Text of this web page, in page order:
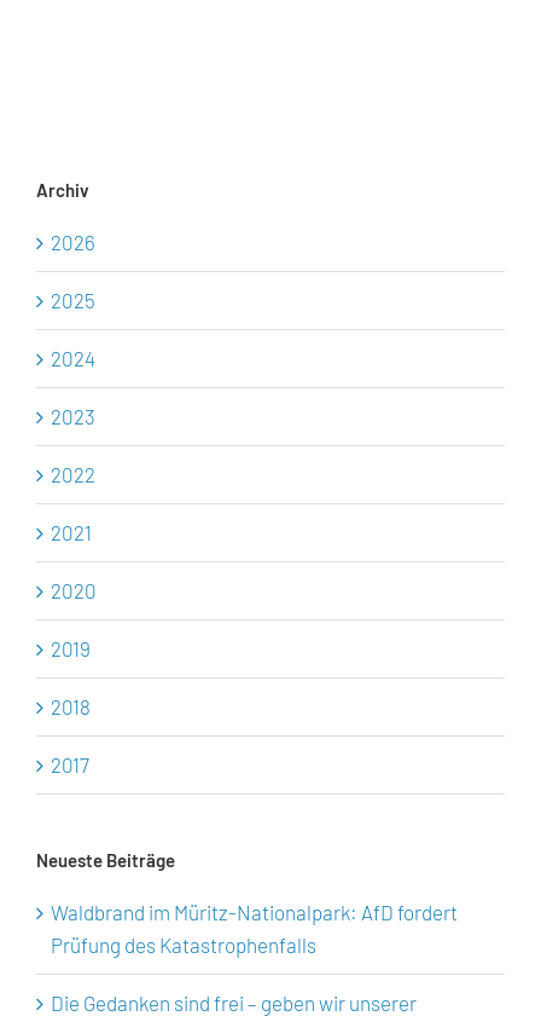
Archiv
2026
2025
2024
2023
2022
2021
2020
2019
2018
2017
Neueste Beiträge
Waldbrand im Müritz-Nationalpark: AfD fordert
Prüfung des Katastrophenfalls
Die Gedanken sind frei – geben wir unserer